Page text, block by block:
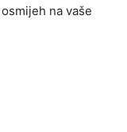
na vaše